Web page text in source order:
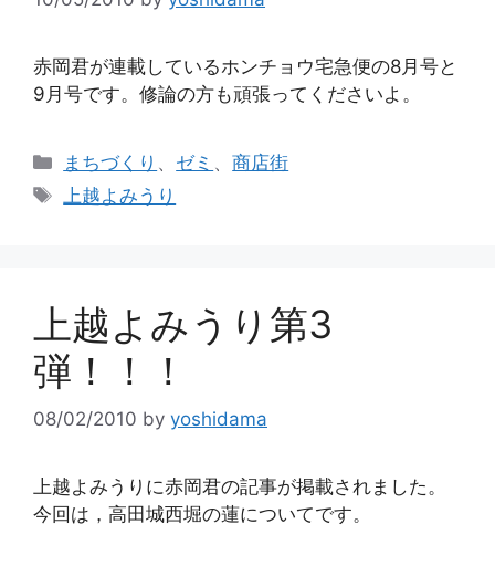
赤岡君が連載しているホンチョウ宅急便の8月号と
9月号です。修論の方も頑張ってくださいよ。
カ
テ
まちづくり 、 ゼミ 、商店街
タ上越よみうり
上越よみうり第3
弾！！！
08/02/2010 by yoshidama
上越よみうりに赤岡君の記事が掲載されました。
今回は，高田城西堀の蓮についてです。